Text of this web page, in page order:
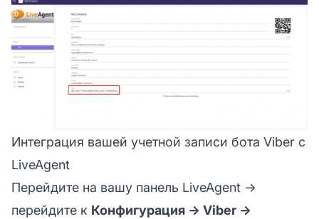
Интеграция вашей учетной записи бота Viber с
LiveAgent
Перейдите на вашу панель LiveAgent →
перейдите к Конфигурация → Viber →